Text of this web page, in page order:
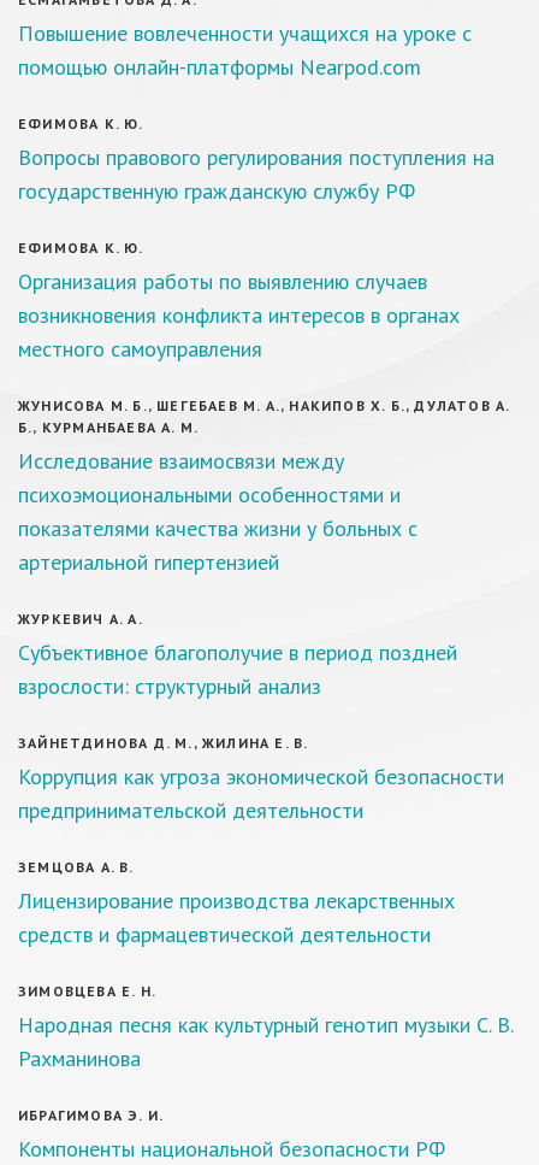
Повышение вовлеченности учащихся на уроке с
помощью онлайн-платформы Nearpod.com
ЕФИМОВА К. Ю.
Вопросы правового регулирования поступления на
государственную гражданскую службу РФ
ЕФИМОВА К. Ю.
Организация работы по выявлению случаев
возникновения конфликта интересов в органах
местного самоуправления
ЖУНИСОВА М. Б., ШЕГЕБАЕВ М. А., НАКИПОВ Х. Б., ДУЛАТОВ А.
Б., КУРМАНБАЕВА А. М.
Исследование взаимосвязи между
психоэмоциональными особенностями и
показателями качества жизни у больных с
артериальной гипертензией
ЖУРКЕВИЧ А. А.
Субъективное благополучие в период поздней
взрослости: структурный анализ
ЗАЙНЕТДИНОВА Д. М., ЖИЛИНА Е. В.
Коррупция как угроза экономической безопасности
предпринимательской деятельности
ЗЕМЦОВА А. В.
Лицензирование производства лекарственных
средств и фармацевтической деятельности
ЗИМОВЦЕВА Е. Н.
Народная песня как культурный генотип музыки С. В.
Рахманинова
ИБРАГИМОВА Э. И.
Компоненты национальной безопасности РФ